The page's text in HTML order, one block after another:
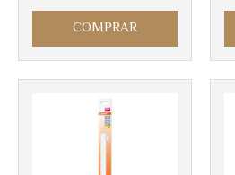
COMPRAR